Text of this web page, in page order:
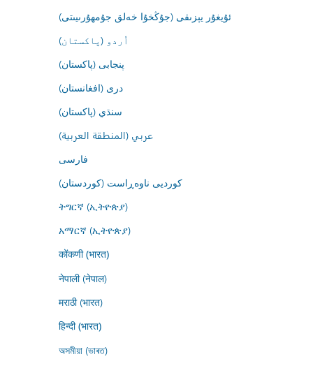
ئۇيغۇر يېزىقى (جۇڭخۇا خەلق جۇمھۇرىيىتى)
اُردو (پاکستان)
پنجابی (پاکستان)
درى (افغانستان)
سنڌي (پاکستان)
عربي (المنطقة العربية)
فارسى
کوردیی ناوەڕاست (کوردستان)
ትግርኛ (ኢትዮጵያ)
አማርኛ (ኢትዮጵያ)
कोंकणी (भारत)
नेपाली (नेपाल)
मराठी (भारत)
हिन्दी (भारत)
অসমীয়া (ভাৰত)